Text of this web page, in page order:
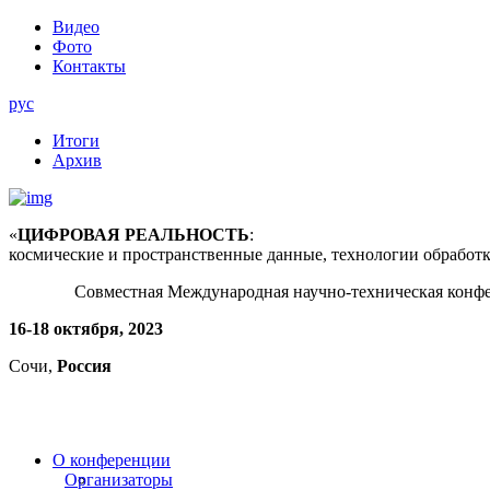
Видео
Фото
Контакты
рус
Итоги
Архив
«ЦИФРОВАЯ РЕАЛЬНОСТЬ:
космические и пространственные данные, технологии
Совместная Международная научно-техническая
16-18 октября, 2023
Сочи, Россия
О конференции
Организаторы